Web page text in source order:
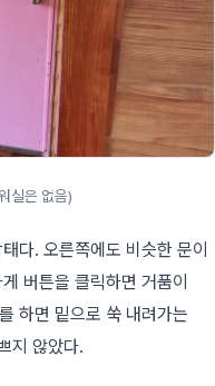
실은 없음)
다. 오른쪽에도 비슷한 문이
버튼을 클릭하면 거품이
하면 밑으로 쑥 내려가는
지 않았다.